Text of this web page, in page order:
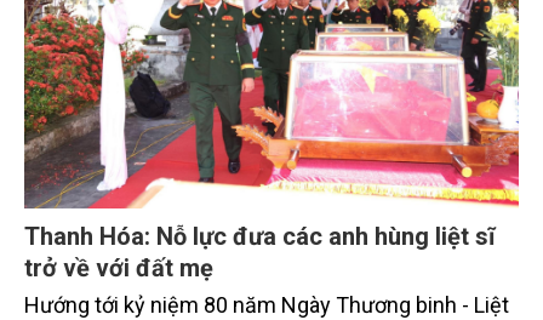
Thanh Hóa: Nỗ lực đưa các anh hùng liệt sĩ
trở về với đất mẹ
Hướng tới kỷ niệm 80 năm Ngày Thương binh - Liệt